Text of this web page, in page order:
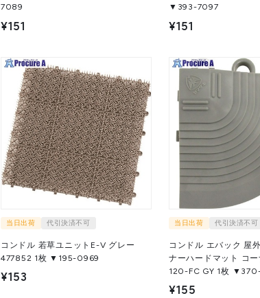
7089
¥151
▼393-7097
¥151
当日出荷 代引決済不可
コンドル 若草ユニットE-V グレー
477852 1枚 ▼195-0969
¥153
当日出荷 代引決済不可
コンドル エバック 屋
ナーハードマット コ
120-FC GY 1枚
¥155